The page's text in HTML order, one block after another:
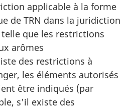
applicable à la forme
de TRN dans la juridiction
que les restrictions
arômes
des restrictions à
les éléments autorisés
être indiqués (par
s'il existe des